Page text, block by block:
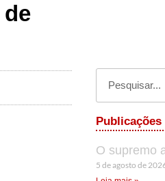
Publicações
O supremo
5 de agosto de